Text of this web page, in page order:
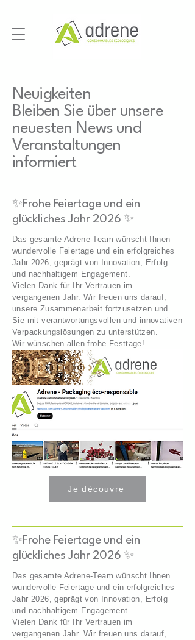
Neuigkeiten
Bleiben Sie über unsere
neuesten News und
Veranstaltungen
informiert
✨Frohe Feiertage und ein
glückliches Jahr 2026 ✨
Das gesamte Adrene-Team wünscht Ihnen
wundervolle Feiertage und ein erfolgreiches
Jahr 2026, geprägt von Innovation, Erfolg
und nachhaltigem Engagement.
Vielen Dank für Ihr Vertrauen im
vergangenen Jahr. Wir freuen uns darauf,
unsere Zusammenarbeit fortzusetzen und
Sie mit verantwortungsvollen und innovativen
Verpackungslösungen zu unterstützen.
Wir wünschen allen frohe Festtage!
Je découvre
✨Frohe Feiertage und ein
glückliches Jahr 2026 ✨
Das gesamte Adrene-Team wünscht Ihnen
wundervolle Feiertage und ein erfolgreiches
Jahr 2026, geprägt von Innovation, Erfolg
und nachhaltigem Engagement.
Vielen Dank für Ihr Vertrauen im
vergangenen Jahr. Wir freuen uns darauf,